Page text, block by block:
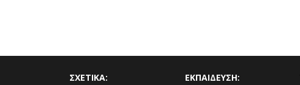
ΣΧΕΤΙΚΑ: ΕΚΠΑΙΔΕΥΣΗ: